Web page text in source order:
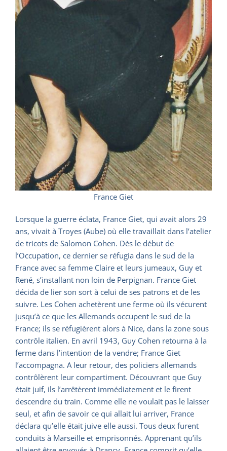
France Giet
Lorsque la guerre éclata, France Giet, qui avait alors 29
ans, vivait à Troyes (Aube) où elle travaillait dans l’atelier
de tricots de Salomon Cohen. Dès le début de
l’Occupation, ce dernier se réfugia dans le sud de la
France avec sa femme Claire et leurs jumeaux, Guy et
René, s’installant non loin de Perpignan. France Giet
décida de lier son sort à celui de ses patrons et de les
suivre. Les Cohen achetèrent une ferme où ils vécurent
jusqu’à ce que les Allemands occupent le sud de la
France; ils se réfugièrent alors à Nice, dans la zone sous
contrôle italien. En avril 1943, Guy Cohen retourna à la
ferme dans l’intention de la vendre; France Giet
l’accompagna. A leur retour, des policiers allemands
contrôlèrent leur compartiment. Découvrant que Guy
était juif, ils l’arrêtèrent immédiatement et le firent
descendre du train. Comme elle ne voulait pas le laisser
seul, et afin de savoir ce qui allait lui arriver, France
déclara qu’elle était juive elle aussi. Tous deux furent
conduits à Marseille et emprisonnés. Apprenant qu’ils